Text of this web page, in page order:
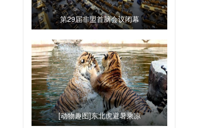
第29届非盟首脑会议闭幕
[动物趣图]东北虎避暑乘凉